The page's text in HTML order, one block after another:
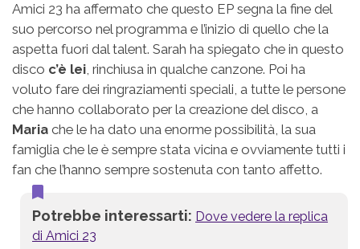
Amici 23 ha affermato che questo EP segna la fine del
suo percorso nel programma e l’inizio di quello che la
aspetta fuori dal talent. Sarah ha spiegato che in questo
disco c’è lei, rinchiusa in qualche canzone. Poi ha
voluto fare dei ringraziamenti speciali, a tutte le persone
che hanno collaborato per la creazione del disco, a
Maria che le ha dato una enorme possibilità, la sua
famiglia che le è sempre stata vicina e ovviamente tutti i
fan che l’hanno sempre sostenuta con tanto affetto.
Potrebbe interessarti: Dove vedere la replica
di Amici 23